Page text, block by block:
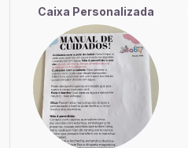
Caixa Personalizada